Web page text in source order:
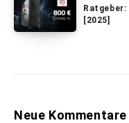
[2025]
Neue Kommentare